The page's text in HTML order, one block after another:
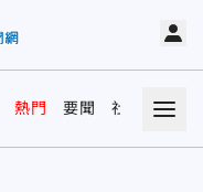
熱門 要聞 社會 娛樂